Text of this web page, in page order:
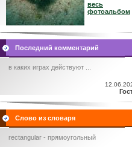
весь
фотоальбом
Последний комментарий
в каких играх действуют ...
Слово из словаря
rectangular - прямоугольный